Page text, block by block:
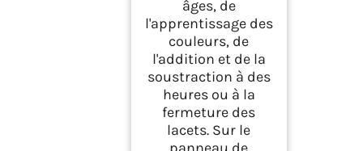
âges, de
l'apprentissage des
couleurs, de
l'addition et de la
soustraction à des
heures ou à la
fermeture des
lacets. Sur le